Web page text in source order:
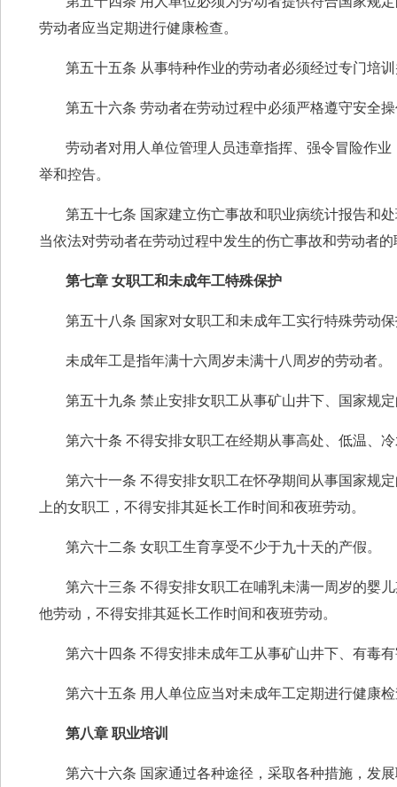
劳动者应当定期进行健康检查。
第五十五条 从事特种作业的劳动者必须经过专门培
第五十六条 劳动者在劳动过程中必须严格遵守安全
劳动者对用人单位管理人员违章指挥、强令冒险作
举和控告。
第五十七条 国家建立伤亡事故和职业病统计报告和
当依法对劳动者在劳动过程中发生的伤亡事故和劳动者
第七章 女职工和未成年工特殊保护
第五十八条 国家对女职工和未成年工实行特殊劳动
未成年工是指年满十六周岁未满十八周岁的劳动者。
第五十九条 禁止安排女职工从事矿山井下、国家规
第六十条 不得安排女职工在经期从事高处、低温、
第六十一条 不得安排女职工在怀孕期间从事国家规
上的女职工，不得安排其延长工作时间和夜班劳动。
第六十二条 女职工生育享受不少于九十天的产假。
第六十三条 不得安排女职工在哺乳未满一周岁的婴
他劳动，不得安排其延长工作时间和夜班劳动。
第六十四条 不得安排未成年工从事矿山井下、有毒
第六十五条 用人单位应当对未成年工定期进行健康
第八章 职业培训
第六十六条 国家通过各种途径，采取各种措施，发